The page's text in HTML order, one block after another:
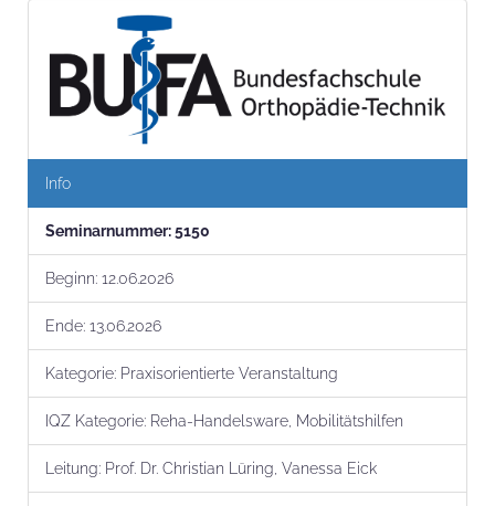
Info
Seminar­nummer:5150
Beginn: 12.06.2026
Ende: 13.06.2026
Kategorie: Praxisorientierte Veranstaltung
IQZ Kategorie: Reha-Handelsware, Mobilitätshilfen
Leitung: Prof. Dr. Christian Lüring, Vanessa Eick